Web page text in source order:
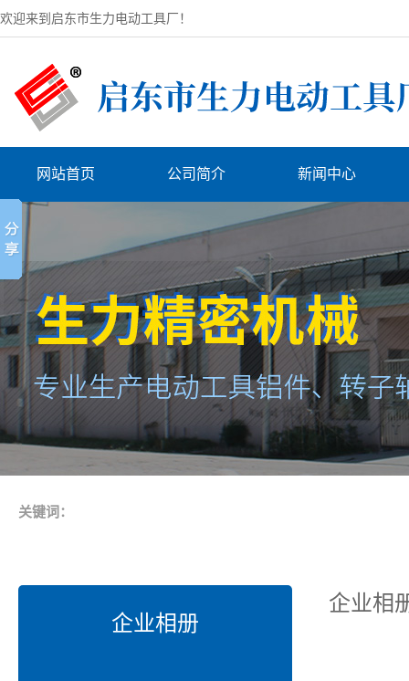
欢迎来到启东市生力电动工具厂！
网站首页 公司简介 新闻中心
关键词：
企业相册
企业相